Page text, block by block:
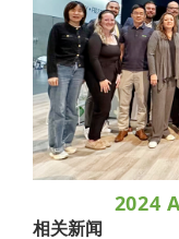
2024
相关新闻